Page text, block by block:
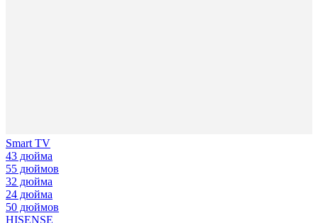
Smart TV
43 дюйма
55 дюймов
32 дюйма
24 дюйма
50 дюймов
HISENSE